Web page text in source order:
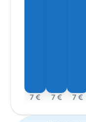
7 € 7 € 7 €